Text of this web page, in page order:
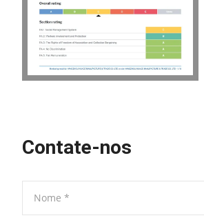
Contate-nos
Nome *